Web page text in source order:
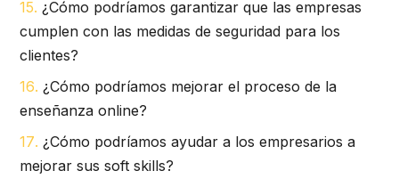
¿Cómo podríamos garantizar que las empresas
cumplen con las medidas de seguridad para los
clientes?
¿Cómo podríamos mejorar el proceso de la
enseñanza online?
¿Cómo podríamos ayudar a los empresarios a
mejorar sus soft skills?